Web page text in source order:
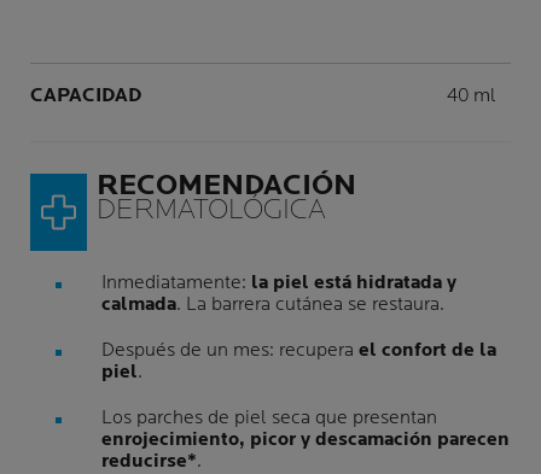
CAPACIDAD Volume
40 ml
RECOMENDACIÓN
DERMATOLÓGICA
Inmediatamente: la piel está hidratada y
calmada. La barrera cutánea se restaura.
Después de un mes: recupera el confort de la
piel.
Los parches de piel seca que presentan
enrojecimiento, picor y descamación parecen
reducirse*.